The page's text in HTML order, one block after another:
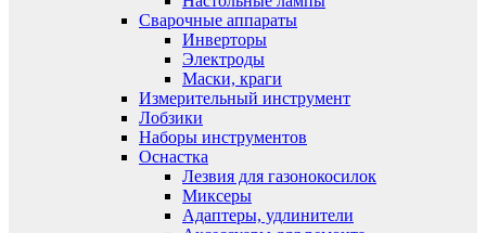
Сварочные аппараты
Инверторы
Электроды
Маски, краги
Измерительный инструмент
Лобзики
Наборы инструментов
Оснастка
Лезвия для газонокосилок
Миксеры
Адаптеры, удлинители